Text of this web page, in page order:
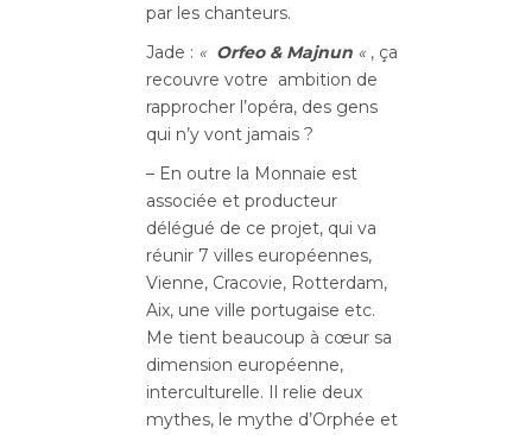
par les chanteurs.
Jade : « Orfeo & Majnun « , ça
recouvre votre ambition de
rapprocher l’opéra, des gens
qui n’y vont jamais ?
– En outre la Monnaie est
associée et producteur
délégué de ce projet, qui va
réunir 7 villes européennes,
Vienne, Cracovie, Rotterdam,
Aix, une ville portugaise etc.
Me tient beaucoup à cœur sa
dimension européenne,
interculturelle. Il relie deux
mythes, le mythe d’Orphée et